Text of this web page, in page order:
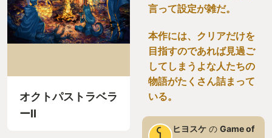
オクトパストラベラ
ーII
言って設定が雑だ。
本作には、クリアだけを
目指すのであれば見過ご
してしまうよな人たちの
物語がたくさん詰まって
いる。
ヒヨスケ の Game of